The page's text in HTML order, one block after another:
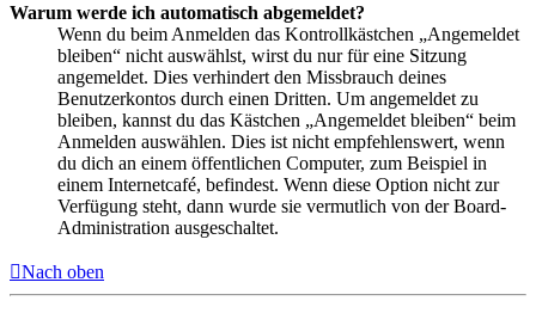
Warum werde ich automatisch abgemeldet?
Wenn du beim Anmelden das Kontrollkästchen „Angemeldet
bleiben“ nicht auswählst, wirst du nur für eine Sitzung
angemeldet. Dies verhindert den Missbrauch deines
Benutzerkontos durch einen Dritten. Um angemeldet zu
bleiben, kannst du das Kästchen „Angemeldet bleiben“ beim
Anmelden auswählen. Dies ist nicht empfehlenswert, wenn
du dich an einem öffentlichen Computer, zum Beispiel in
einem Internetcafé, befindest. Wenn diese Option nicht zur
Verfügung steht, dann wurde sie vermutlich von der Board-
Administration ausgeschaltet.
Nach oben